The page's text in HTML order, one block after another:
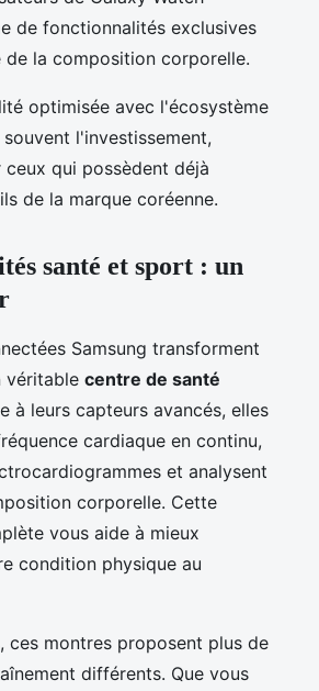
de fonctionnalités exclusives
de la composition corporelle.
optimisée avec l'écosystème
l'investissement,
qui possèdent déjà
de la marque coréenne.
santé et sport : un
Samsung transforment
véritable centre de santé
à leurs capteurs avancés, elles
cardiaque en continu,
et analysent
corporelle. Cette
vous aide à mieux
condition physique au
ces montres proposent plus de
différents. Que vous